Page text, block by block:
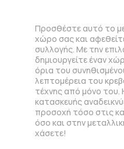
Προσθέστε αυτό το
χώρο σας και
συλλογής. Με την
δημιουργείτε έναν
όρια του
λεπτομέρεια του
τέχνης από μόνο του.
κατασκευής
προσοχή τόσο στις
όσο και στην
χάσετε!